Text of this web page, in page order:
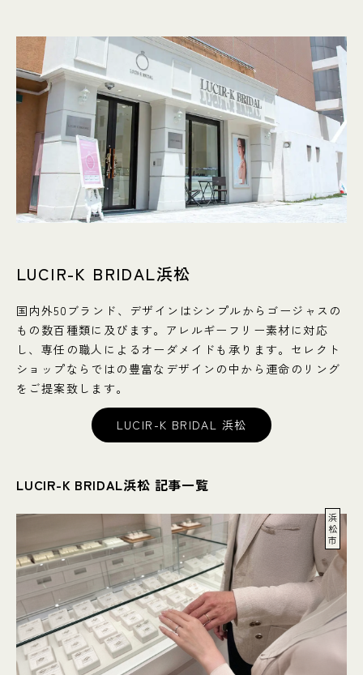
LUCIR-K BRIDAL浜松
国内外50ブランド、デザインはシンプルからゴージャスの
もの数百種類に及びます。アレルギーフリー素材に対応
し、専任の職人によるオーダメイドも承ります。セレクト
ショップならではの豊富なデザインの中から運命のリング
をご提案致します。
LUCIR-K BRIDAL 浜松
LUCIR-K BRIDAL浜松 記事一覧
浜
松
市